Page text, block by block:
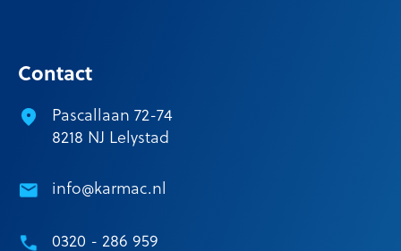
Contact
Pascallaan 72-74
8218 NJ Lelystad
info@karmac.nl
0320 - 286 959